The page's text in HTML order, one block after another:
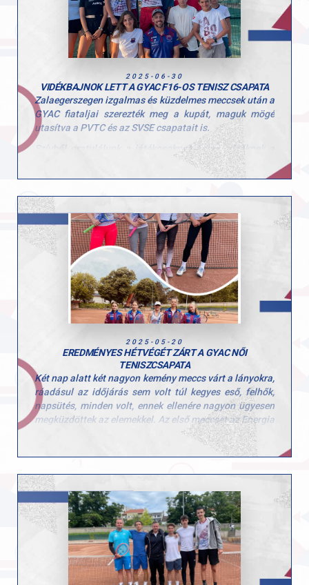
Kállay Dorina Nina a L16 mezőnyben lett
bronzérmes párosban Mateas Isabellel (Gellért
SE).
Gratulálunk a versenyzőknek és az edzőknek a
Hajrá GYAC!
2025-06-30
VIDÉKBAJNOK LETT A GYAC F16-OS TENISZ CSAPATA
Zalaegerszegen izgalmas és küzdelmes meccsek után a
GYAC fiataljai szerezték meg a kupát, maguk mögé
utasítva a PVTC és az SVSE csapatait is.
Szívből gratulálunk a játékosoknak és az edzőknek a
Büszkék vagyunk rátok, csak így tovább!
2025-05-20
EREDMÉNYES HÉTVÉGÉT ZÁRT A GYAC NŐI
TENISZCSAPATA
Két nap alatt két nagyon kemény meccs várt a lányokra,
ráadásul az időjárás sem volt túl kegyes eső, felhők,
napsütés, minden volt, ennek ellenére nagyon ügyesen
megküzdöttek az elemekkel. Az első meccset az Energia
TC ellen 5:2-re nyerték meg, másnap pedig a Liget TC-t
is legyőzték 4:3-ra és nem is akárhogyan!